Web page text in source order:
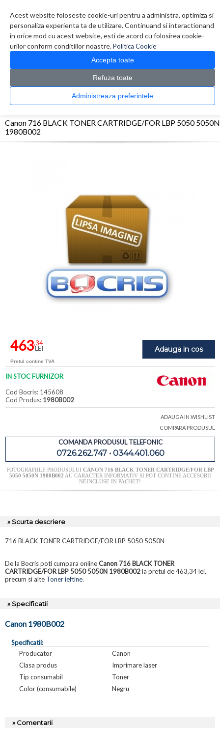
Acest website foloseste cookie-uri pentru a administra, optimiza si
personaliza experienta ta de utilizare. Continuand si interactionand
in orice mod cu acest website, esti de acord cu folosirea cookie-
urilor conform conditiilor noastre.Politica Cookie
Accepta toate
Refuza toate
Administreaza preferintele
0 produs(e)
CATALOG PRODUSE
Consumabile originale > Toner > Canon 716 BLACK TONER
Canon 716 BLACK TONER CARTRIDGE/FOR LBP 5050 5050N
1980B002
Adauga in cos
463,34
LEI
Pretul contine TVA
IN STOC FURNIZOR
Cod Bocris: 145608
Cod Produs: 1980B002
ADAUGA IN WISHLIST
COMPARA PRODUSUL
COMANDA PRODUSUL TELEFONIC
0726.262.747 • 0344.401.060
FOTOGRAFIILE PRODUSULUI CANON 716 BLACK TONER CARTRIDGE/FOR LBP
5050 5050N 1980B002 AU CARACTER INFORMATIV SI POT CONTINE ACCESORII
NEINCLUSE IN PACHET!
» Scurta descriere
716 BLACK TONER CARTRIDGE/FOR LBP 5050 5050N
De la Bocris poti cumpara onlineCanon 716 BLACK TONER
CARTRIDGE/FOR LBP 5050 5050N 1980B002la pretul de 463,34 lei,
precum si alte Toner ieftine.
» Specificatii
Canon 1980B002
Specificatii:
Producator
Canon
Clasa produs
Imprimare laser
Tip consumabil
Toner
Color (consumabile)
Negru
» Comentarii